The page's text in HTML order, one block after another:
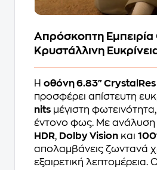
Απρόσκοπτη
Κρυστάλλινη
Η οθόνη 6.83" CrystalRes
προσφέρει απίστευτη
nits μέγιστη
έντονο φως. Με ανάλυση
HDR, Dolby Vision και
απολαμβάνεις ζωντανά
εξαιρετική λεπτομέρεια.